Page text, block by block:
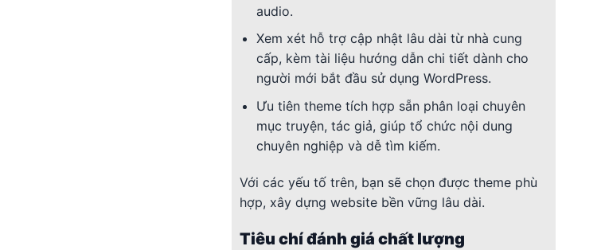
audio.
Xem xét hỗ trợ cập nhật lâu dài từ nhà cung
cấp, kèm tài liệu hướng dẫn chi tiết dành cho
người mới bắt đầu sử dụng WordPress.
Ưu tiên theme tích hợp sẵn phân loại chuyên
mục truyện, tác giả, giúp tổ chức nội dung
chuyên nghiệp và dễ tìm kiếm.
Với các yếu tố trên, bạn sẽ chọn được theme phù
hợp, xây dựng website bền vững lâu dài.
Tiêu chí đánh giá chất lượng